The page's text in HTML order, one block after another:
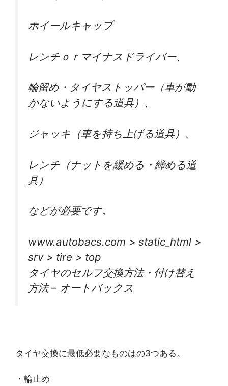
ホイールキャップ
レンチｏｒマイナスドライバー、
輪留め・タイヤストッパー（車が動
かないようにする道具）、
ジャッキ（車を持ち上げる道具）、
レンチ（ナットを緩める・締める道
具）
などが必要です。
www.autobacs.com > static_html >
srv > tire > top
タイヤのセルフ交換方法・付け替え
方法 – オートバックス
タイヤ交換に最低必要なものはの3つある。
・輪止め